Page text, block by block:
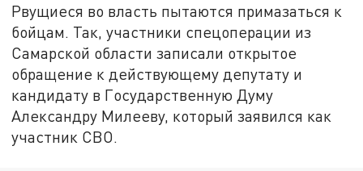
Рвущиеся во власть пытаются примазаться к
бойцам. Так, участники спецоперации из
Самарской области записали открытое
обращение к действующему депутату и
кандидату в Государственную Думу
Александру Милееву, который заявился как
участник СВО.